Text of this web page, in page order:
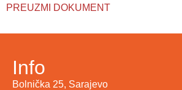
PREUZMI DOKUMENT
Info
Bolnička 25, Sarajevo